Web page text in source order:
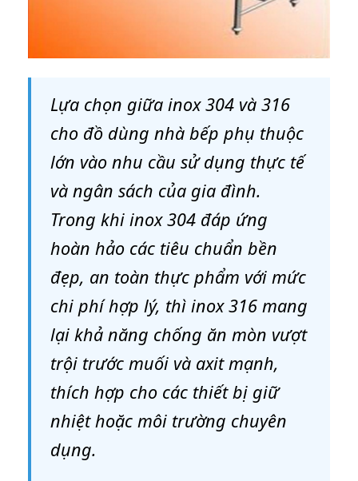
Lựa chọn giữa inox 304 và 316
cho đồ dùng nhà bếp phụ thuộc
lớn vào nhu cầu sử dụng thực tế
và ngân sách của gia đình.
Trong khi inox 304 đáp ứng
hoàn hảo các tiêu chuẩn bền
đẹp, an toàn thực phẩm với mức
chi phí hợp lý, thì inox 316 mang
lại khả năng chống ăn mòn vượt
trội trước muối và axit mạnh,
thích hợp cho các thiết bị giữ
nhiệt hoặc môi trường chuyên
dụng.